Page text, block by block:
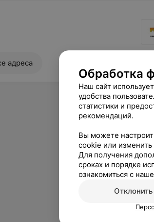
адреса
Обработка
Наш сайт
удобства
статистики и
рекомендаций.
Вы можете
cookie или изменить
Для получения
сроках и порядке
ознакомиться с
Отклонить